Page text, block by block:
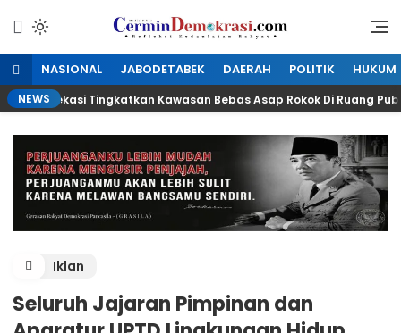
konten
CerminDemokrasi.com
Refleksi Kedaulatan Rakyat
NASIONAL JABODETABEK DAERAH POLITIK HUKUM
NEWS
Bekasi Tingkatkan Kawasan Bebas Asap Rokok Di Ruang Publik
Iklan
Seluruh Jajaran Pimpinan dan